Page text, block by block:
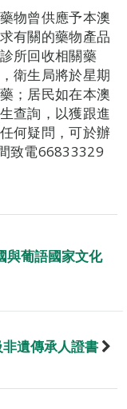
物曾供應予本澳
有關的藥物產品
所回收相關藥
衛生局將於星期
；居民如在本澳
查詢，以獲跟進
何疑問，可於辦
致電66833329
與葡語國家文化
遺傳承人證書